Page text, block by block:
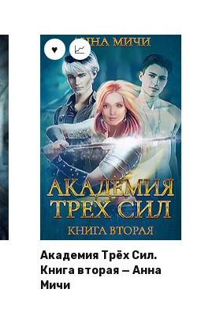
Академия Трёх Сил.
Книга вторая — Анна
Мичи